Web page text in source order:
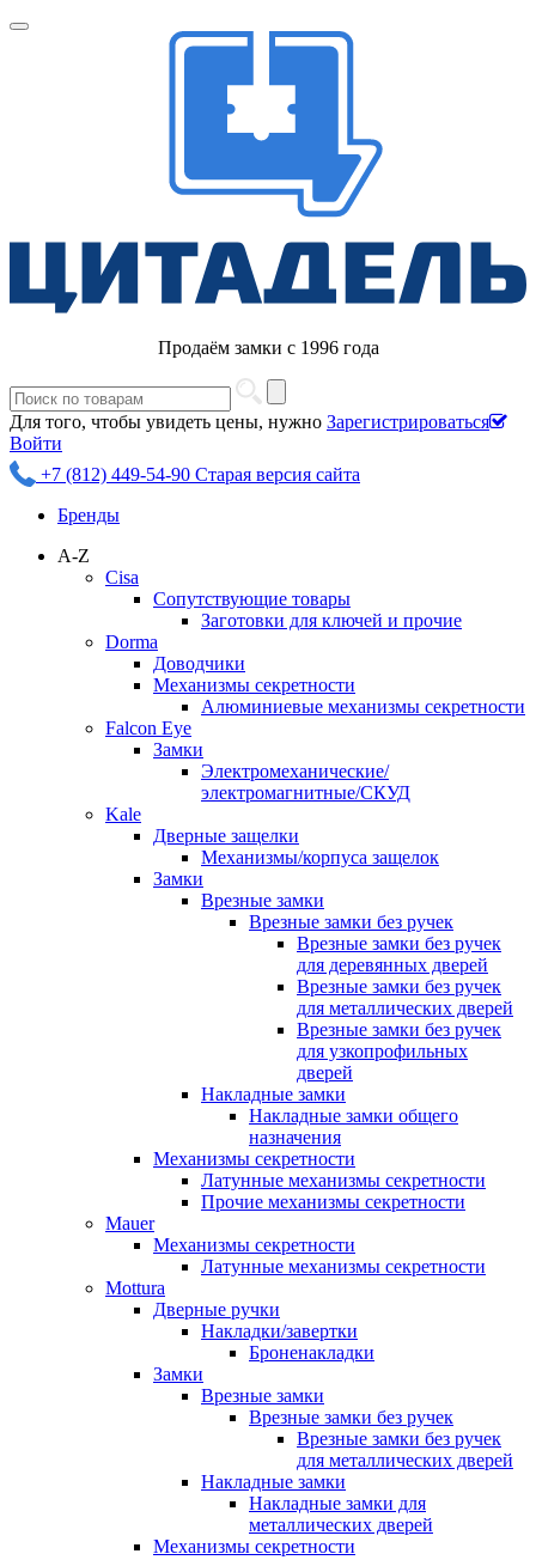
Продаём замки с 1996 года
Для того, чтобы увидеть цены, нужно Зарегистрироваться
Войти
+7 (812) 449-54-90 Старая версия сайта
Бренды
A-Z
Cisa
Сопутствующие товары
Заготовки для ключей и прочие
Dorma
Доводчики
Механизмы секретности
Алюминиевые механизмы секретности
Falcon Eye
Замки
Электромеханические/
электромагнитные/СКУД
Kale
Дверные защелки
Механизмы/корпуса защелок
Замки
Врезные замки
Врезные замки без ручек
Врезные замки без ручек
для деревянных дверей
Врезные замки без ручек
для металлических дверей
Врезные замки без ручек
для узкопрофильных
дверей
Накладные замки
Накладные замки общего
назначения
Механизмы секретности
Латунные механизмы секретности
Прочие механизмы секретности
Mauer
Механизмы секретности
Латунные механизмы секретности
Mottura
Дверные ручки
Накладки/завертки
Броненакладки
Замки
Врезные замки
Врезные замки без ручек
Врезные замки без ручек
для металлических дверей
Накладные замки
Накладные замки для
металлических дверей
Механизмы секретности